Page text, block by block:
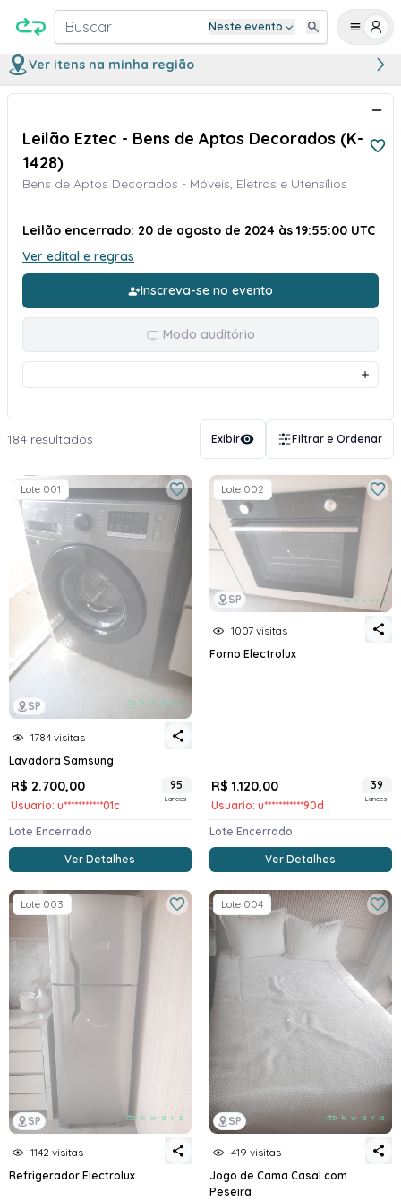
Buscar Neste evento
Ver itens na minha região
Leilão Eztec - Bens de Aptos Decorados (K-
1428)
Bens de Aptos Decorados - Móveis, Eletros e Utensílios
Leilão encerrado: 20 de agosto de 2024 às 19:55:00 UTC
Ver edital e regras
Inscreva-se no evento
Modo auditório
184 resultados Exibir Filtrar e Ordenar
SP
Lote 001
1784 visitas
Lavadora Samsung
R$ 2.700,00
Usuario: u***********01c
95
Lances
Lote Encerrado
Ver Detalhes
SP
Lote 002
1007 visitas
Forno Electrolux
R$ 1.120,00
Usuario: u***********90d
39
Lances
Lote Encerrado
Ver Detalhes
SP
Lote 003
1142 visitas
Refrigerador Electrolux
SP
Lote 004
419 visitas
Jogo de Cama Casal com
Peseira